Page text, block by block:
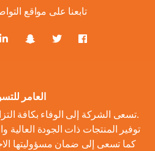
تابعنا على مواقع
العامر
.تسعى الشركة إلى الوفاء بكافة
توفير المنتجات ذات الجودة العالية
كما تسعى إلى ضمان مسؤوليتها